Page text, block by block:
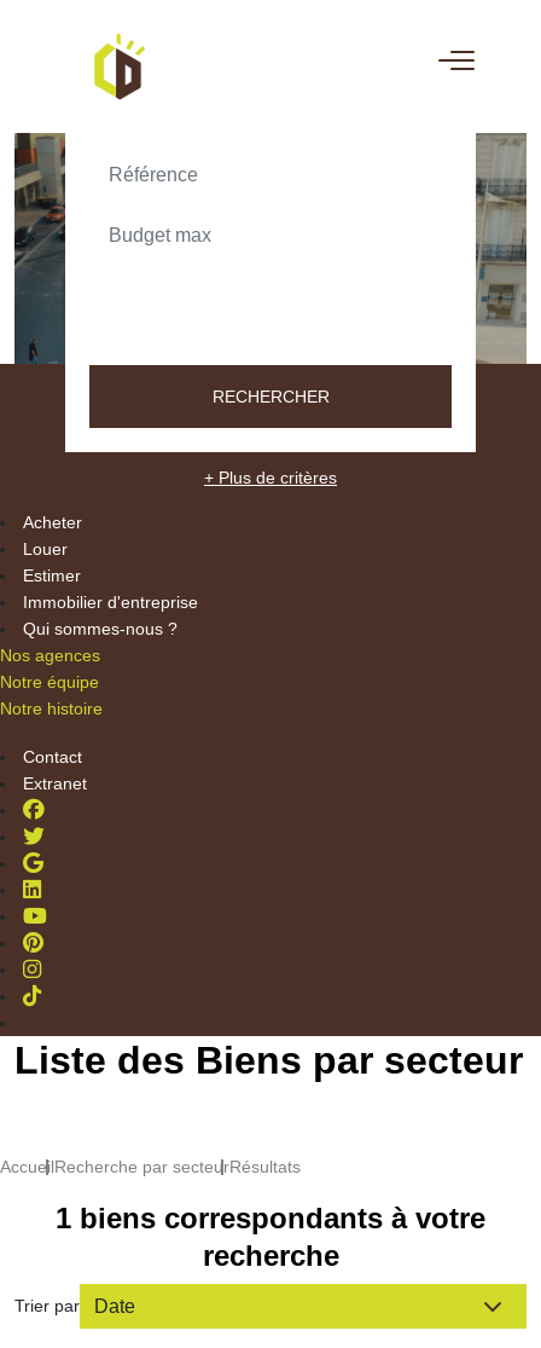
TEXT_SEARCH_SELECTIONNEZ
RECHERCHER
+ Plus de critères
Acheter
Louer
Estimer
Immobilier d'entreprise
Qui sommes-nous ?
Nos agences
Notre équipe
Notre histoire
Contact
Extranet
Liste des Biens par secteur
AccueilRecherche par secteurRésultats
1 biens correspondants à votre
recherche
Trier par